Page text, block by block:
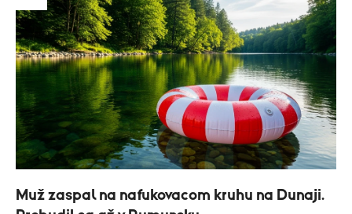
Muž zaspal na nafukovacom kruhu na Dunaji.